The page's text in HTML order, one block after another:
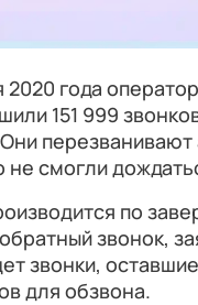
2020 года
151 999
не смогли
по
звонок,
звонки,
для обзвона.